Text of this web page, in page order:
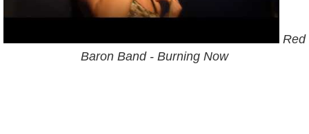
Red
Baron Band - Burning Now